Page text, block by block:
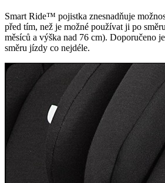
Smart Ride™ pojistka znesnadňuje
před tím, než je možné používat ji po
měsíců a výška nad 76 cm). Doporučeno
směru jízdy co nejdéle.